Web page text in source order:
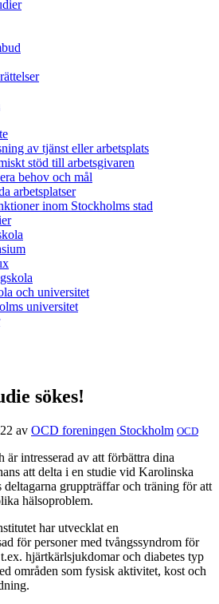
av tjänst eller arbetsplats
stöd till arbetsgivaren
behov och mål
arbetsplatser
inom Stockholms stad
och universitet
universitet
sökes!
av OCD foreningen Stockholm OCD
är intresserad av att förbättra dina
att delta i en studie vid Karolinska
gruppträffar och träning för att
hälsoproblem.
har utvecklat en
för personer med tvångssyndrom för
hjärtkärlsjukdomar och diabetes typ
områden som fysisk aktivitet, kost och